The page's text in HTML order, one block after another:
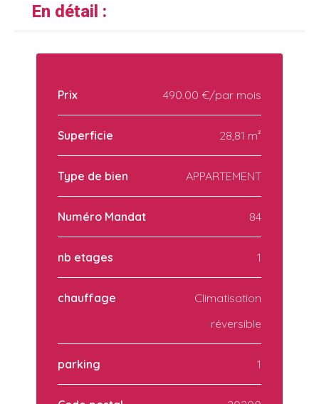
En détail :
Prix 490.00 €/par mois
Superficie 28,81 m²
Type de bien APPARTEMENT
Numéro Mandat 84
nb etages 1
chauffage
Climatisation
réversible
parking 1